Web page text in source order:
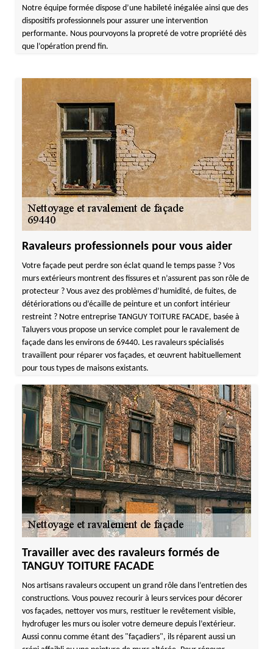
Notre équipe formée dispose d’une habileté inégalée ainsi que des
dispositifs professionnels pour assurer une intervention
performante. Nous pourvoyons la propreté de votre propriété dès
que l’opération prend fin.
Ravaleurs professionnels pour vous aider
Votre façade peut perdre son éclat quand le temps passe ? Vos
murs extérieurs montrent des fissures et n’assurent pas son rôle de
protecteur ? Vous avez des problèmes d’humidité, de fuites, de
détériorations ou d’écaille de peinture et un confort intérieur
restreint ? Notre entreprise TANGUY TOITURE FACADE, basée à
Taluyers vous propose un service complet pour le ravalement de
façade dans les environs de 69440. Les ravaleurs spécialisés
travaillent pour réparer vos façades, et œuvrent habituellement
pour tous types de maisons existants.
Travailler avec des ravaleurs formés de
TANGUY TOITURE FACADE
Nos artisans ravaleurs occupent un grand rôle dans l’entretien des
constructions. Vous pouvez recourir à leurs services pour décorer
vos façades, nettoyer vos murs, restituer le revêtement visible,
hydrofuger les murs ou isoler votre demeure depuis l’extérieur.
Aussi connu comme étant des "façadiers", ils réparent aussi un